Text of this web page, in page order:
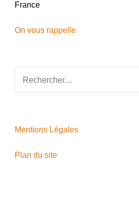
France
On vous rappelle
Rechercher :
Mentions Légales
Plan du site